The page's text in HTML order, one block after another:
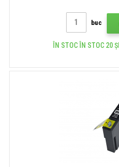
buc
ÎN STOC ÎN STOC 20